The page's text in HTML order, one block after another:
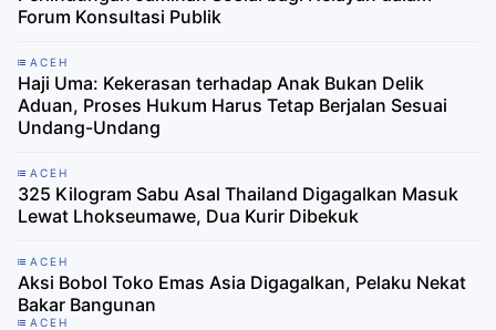
Forum Konsultasi Publik
ACEH
Haji Uma: Kekerasan terhadap Anak Bukan Delik
Aduan, Proses Hukum Harus Tetap Berjalan Sesuai
Undang-Undang
ACEH
325 Kilogram Sabu Asal Thailand Digagalkan Masuk
Lewat Lhokseumawe, Dua Kurir Dibekuk
ACEH
Aksi Bobol Toko Emas Asia Digagalkan, Pelaku Nekat
Bakar Bangunan
ACEH